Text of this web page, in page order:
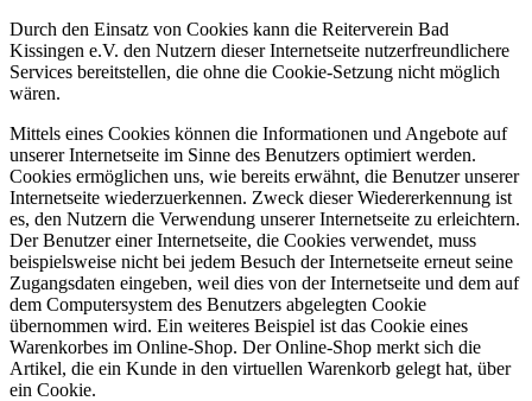
Durch den Einsatz von Cookies kann die Reiterverein Bad
Kissingen e.V. den Nutzern dieser Internetseite nutzerfreundlichere
Services bereitstellen, die ohne die Cookie-Setzung nicht möglich
wären.
Mittels eines Cookies können die Informationen und Angebote auf
unserer Internetseite im Sinne des Benutzers optimiert werden.
Cookies ermöglichen uns, wie bereits erwähnt, die Benutzer unserer
Internetseite wiederzuerkennen. Zweck dieser Wiedererkennung ist
es, den Nutzern die Verwendung unserer Internetseite zu erleichtern.
Der Benutzer einer Internetseite, die Cookies verwendet, muss
beispielsweise nicht bei jedem Besuch der Internetseite erneut seine
Zugangsdaten eingeben, weil dies von der Internetseite und dem auf
dem Computersystem des Benutzers abgelegten Cookie
übernommen wird. Ein weiteres Beispiel ist das Cookie eines
Warenkorbes im Online-Shop. Der Online-Shop merkt sich die
Artikel, die ein Kunde in den virtuellen Warenkorb gelegt hat, über
ein Cookie.